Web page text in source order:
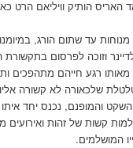
הותיק וויליאם הרט
עד שתום הורג,
וזוכה לפרסום
מאותו רגע חייהם מתהפכים
שלכאורה לא קשורה
והמופנם, נכנס יחד
קשות של זהות
המושלמים.